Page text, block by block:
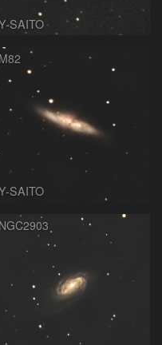
SAITO
M82
SAITO
NGC2903